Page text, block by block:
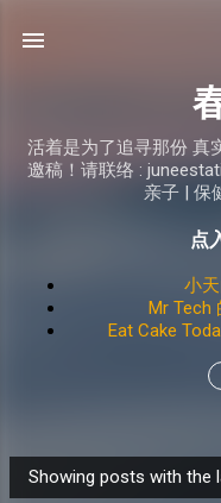
活着是为了追寻那份 真
邀稿！请联络 :
亲子 | 保
点
小
Mr Tech
Eat Cake
P
Showing posts with the